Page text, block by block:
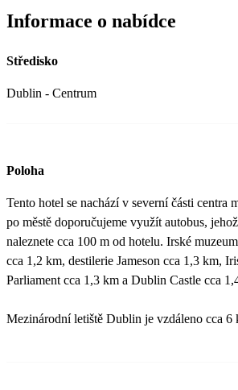
Informace o nabídce
Středisko
Dublin - Centrum
Poloha
Tento hotel se nachází v severní části centra
po městě doporučujeme využít autobus,
naleznete cca 100 m od hotelu. Irské
cca 1,2 km, destilerie Jameson cca 1,3 km,
Parliament cca 1,3 km a Dublin Castle cca
Mezinárodní letiště Dublin je vzdáleno cca 6